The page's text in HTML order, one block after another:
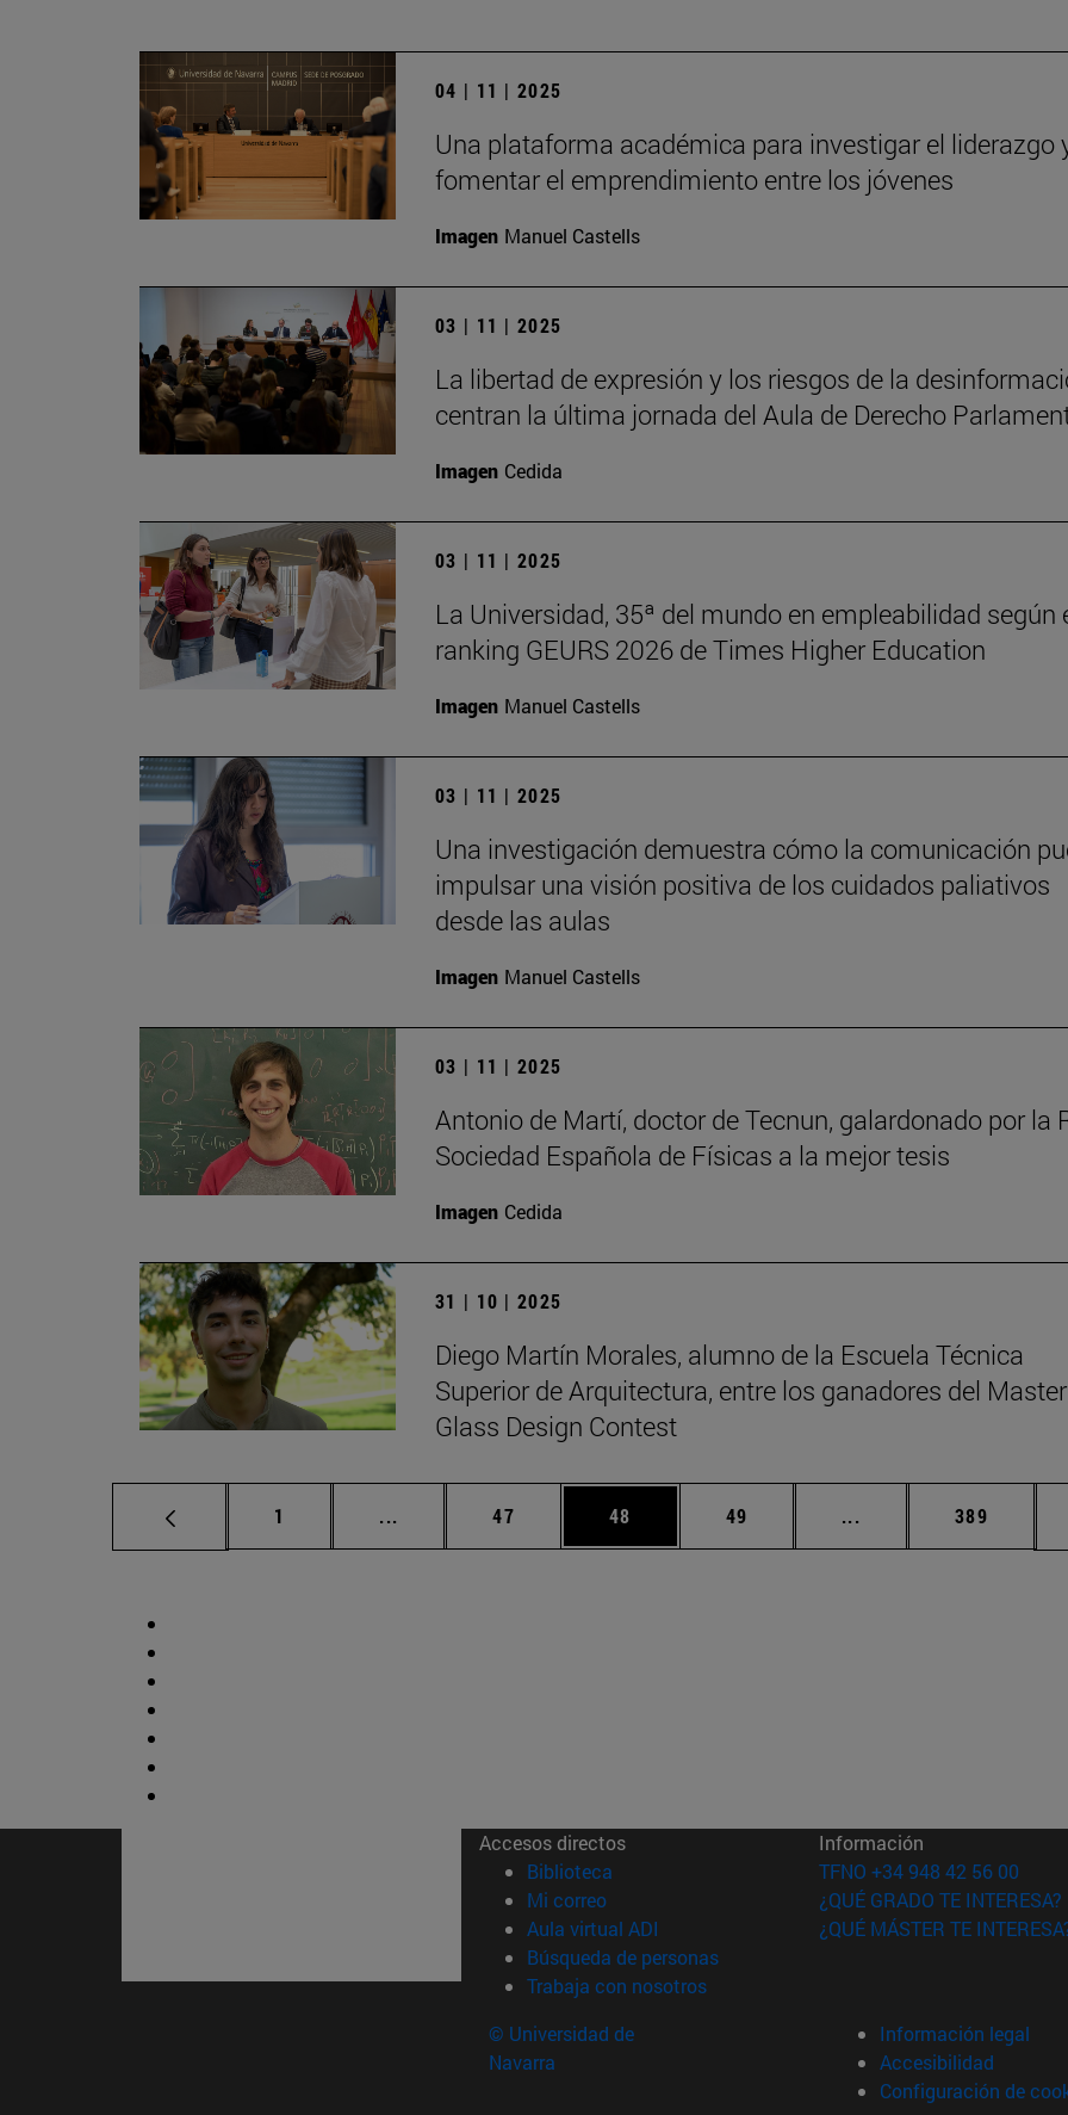
04 | 11 | 2025
Una plataforma académica para investigar el liderazgo
fomentar el emprendimiento entre los jóvenes
Imagen Manuel Castells
03 | 11 | 2025
La libertad de expresión y los riesgos de la
centran la última jornada del Aula de Derecho
Imagen Cedida
03 | 11 | 2025
La Universidad, 35ª del mundo en empleabilidad según
ranking GEURS 2026 de Times Higher Education
Imagen Manuel Castells
03 | 11 | 2025
Una investigación demuestra cómo la comunicación
impulsar una visión positiva de los cuidados paliativos
desde las aulas
Imagen Manuel Castells
03 | 11 | 2025
Antonio de Martí, doctor de Tecnun, galardonado por la
Sociedad Española de Físicas a la mejor tesis
Imagen Cedida
31 | 10 | 2025
Diego Martín Morales, alumno de la Escuela Técnica
Superior de Arquitectura, entre los ganadores del Master
Glass Design Contest
Página
1 ... Páginas intermedias Use TAB para desplazarse.
Página
47 Página
48 Página
49 ... Páginas intermedias
Página
389
Accesos directos
Biblioteca (abre en nueva ventana)
Mi correo(abre en nueva ventana)
Aula virtual ADI (abre en nueva ventana)
Búsqueda de personas(abre en nueva ventana)
Trabaja con nosotros(abre en nueva ventana)
Información
TFNO +34 948 42 56 00
¿QUÉ GRADO TE INTERESA?
¿QUÉ MÁSTER TE
© Universidad de
Navarra
Información legal
Accesibilidad
Configuración de